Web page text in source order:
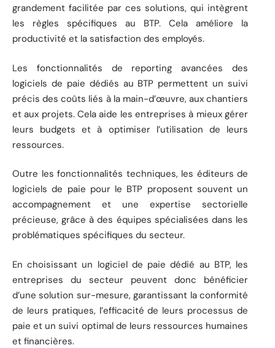
grandement facilitée par ces solutions, qui intègrent
les règles spécifiques au BTP. Cela améliore la
productivité et la satisfaction des employés.
Les fonctionnalités de reporting avancées des
logiciels de paie dédiés au BTP permettent un suivi
précis des coûts liés à la main-d’œuvre, aux chantiers
et aux projets. Cela aide les entreprises à mieux gérer
leurs budgets et à optimiser l’utilisation de leurs
ressources.
Outre les fonctionnalités techniques, les éditeurs de
logiciels de paie pour le BTP proposent souvent un
accompagnement et une expertise sectorielle
précieuse, grâce à des équipes spécialisées dans les
problématiques spécifiques du secteur.
En choisissant un logiciel de paie dédié au BTP, les
entreprises du secteur peuvent donc bénéficier
d’une solution sur-mesure, garantissant la conformité
de leurs pratiques, l’efficacité de leurs processus de
paie et un suivi optimal de leurs ressources humaines
et financières.